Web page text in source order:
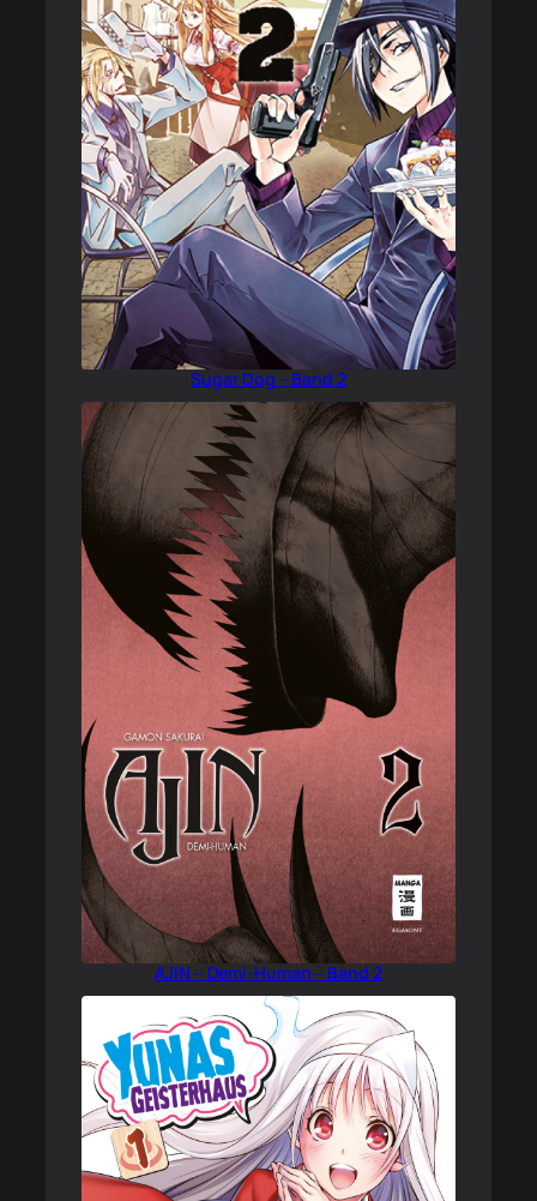
Sugar Dog – Band 2
AJIN – Demi-Human – Band 2